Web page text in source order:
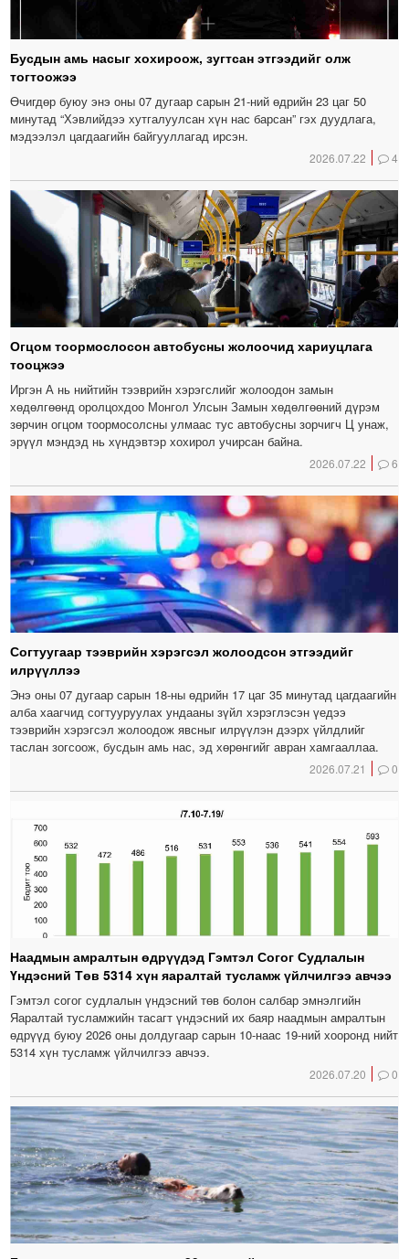
Бусдын амь насыг хохироож, зугтсан этгээдийг олж
тогтоожээ
Өчигдөр буюу энэ оны 07 дугаар сарын 21-ний өдрийн 23 цаг 50
минутад “Хэвлийдээ хутгалуулсан хүн нас барсан” гэх дуудлага,
мэдээлэл цагдаагийн байгууллагад ирсэн.
2026.07.22 4
Огцом тоормослосон автобусны жолоочид хариуцлага
тооцжээ
Иргэн А нь нийтийн тээврийн хэрэгслийг жолоодон замын
хөдөлгөөнд оролцохдоо Монгол Улсын Замын хөдөлгөөний дүрэм
зөрчин огцом тоормосолсны улмаас тус автобусны зорчигч Ц унаж,
эрүүл мэндэд нь хүндэвтэр хохирол учирсан байна.
2026.07.22 6
Согтуугаар тээврийн хэрэгсэл жолоодсон этгээдийг
илрүүллээ
Энэ оны 07 дугаар сарын 18-ны өдрийн 17 цаг 35 минутад цагдаагийн
алба хаагчид согтууруулах ундааны зүйл хэрэглэсэн үедээ
тээврийн хэрэгсэл жолоодож явсныг илрүүлэн дээрх үйлдлийг
таслан зогсоож, бусдын амь нас, эд хөрөнгийг авран хамгааллаа.
2026.07.21 0
Наадмын амралтын өдрүүдэд Гэмтэл Согог Судлалын
Үндэсний Төв 5314 хүн яаралтай тусламж үйлчилгээ авчээ
Гэмтэл согог судлалын үндэсний төв болон салбар эмнэлгийн
Яаралтай тусламжийн тасагт үндэсний их баяр наадмын амралтын
өдрүүд буюу 2026 оны долдугаар сарын 10-наас 19-ний хооронд нийт
5314 хүн тусламж үйлчилгээ авчээ.
2026.07.20 0